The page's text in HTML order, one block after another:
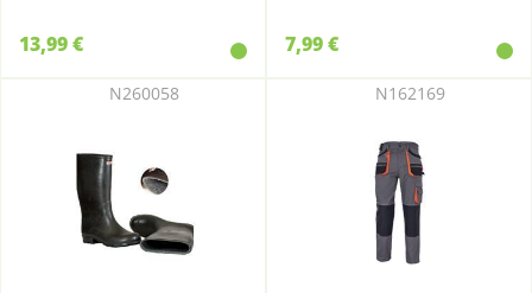
13,99 € 7,99 €
N260058 N162169